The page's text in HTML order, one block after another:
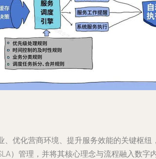
优化营商环境、提升服务效能的关键枢
）管理，并将其核心理念与流程融入数